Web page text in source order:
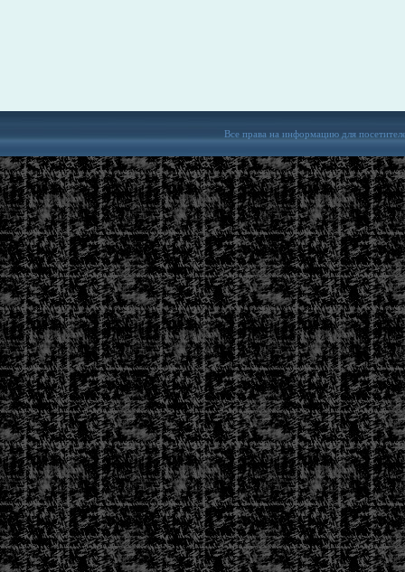
Все права на информацию для